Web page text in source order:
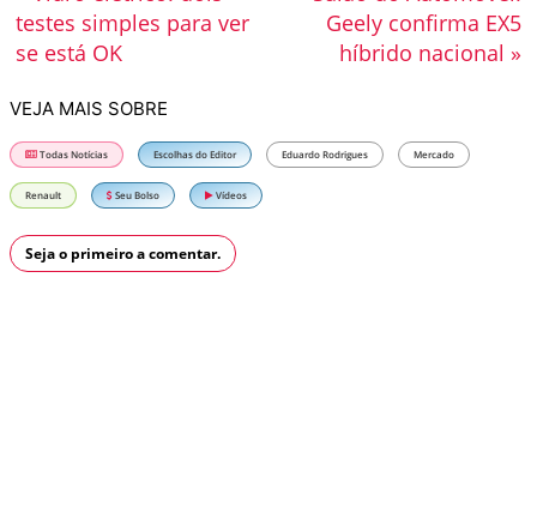
Geely confirma EX5
híbrido nacional »
testes simples para ver
se está OK
VEJA MAIS SOBRE
Todas Notícias Escolhas do Editor Eduardo Rodrigues Mercado
Renault Seu Bolso Vídeos
Seja o primeiro a comentar.